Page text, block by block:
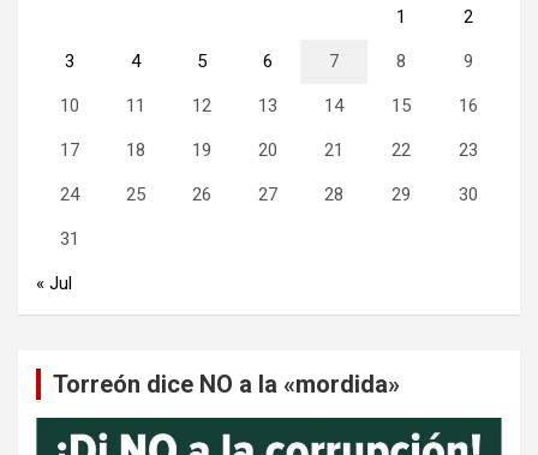
1 2
3 4 5 6 7 8 9
10 11 12 13 14 15 16
17 18 19 20 21 22 23
24 25 26 27 28 29 30
31
« Jul
Torreón dice NO a la «mordida»